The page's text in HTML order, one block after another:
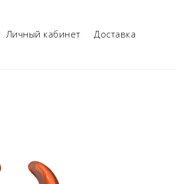
Личный кабинет Доставка